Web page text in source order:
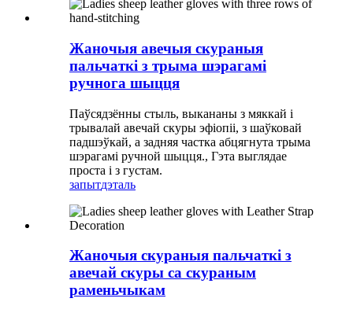
Жаночыя авечыя скураныя
пальчаткі з трыма шэрагамі
ручнога шыцця
Паўсядзённы стыль, выкананы з мяккай і
трывалай авечай скуры эфіопіі, з шаўковай
падшэўкай, а задняя частка абцягнута трыма
шэрагамі ручной шыцця., Гэта выглядае
проста і з густам.
запытдэталь
Жаночыя скураныя пальчаткі з
авечай скуры са скураным
раменьчыкам